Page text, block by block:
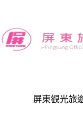
屏東觀光旅